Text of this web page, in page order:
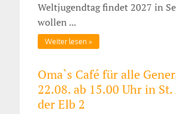
Weltjugendtag findet 2027 in
wollen ...
Weiter lesen
Oma`s Café für alle
22.08. ab 15.00 Uhr in
der Elb 2